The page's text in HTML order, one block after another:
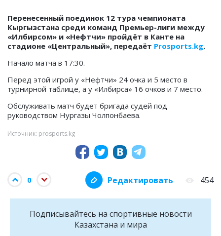
Перенесенный поединок 12 тура чемпионата
Кыргызстана среди команд Премьер-лиги между
«Илбирсом» и «Нефтчи» пройдёт в Канте на
стадионе «Центральный», передаёт Prosports.kg.
Начало матча в 17:30.
Перед этой игрой у «Нефтчи» 24 очка и 5 место в
турнирной таблице, а у «Илбирса» 16 очков и 7 место.
Обслуживать матч будет бригада судей под
руководством Нургазы Чолпонбаева.
Источник: prosports.kg
0 Редактировать 454
Подписывайтесь на cпортивные новости
Казахстана и мира